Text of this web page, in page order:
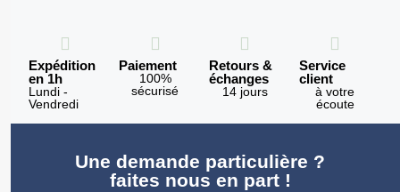
Expédition
en 1h
Lundi -
Vendredi
Paiement
100%
sécurisé
Retours &
échanges
14 jours
Service
client
à votre
écoute
Une demande particulière ?
faites nous en part !